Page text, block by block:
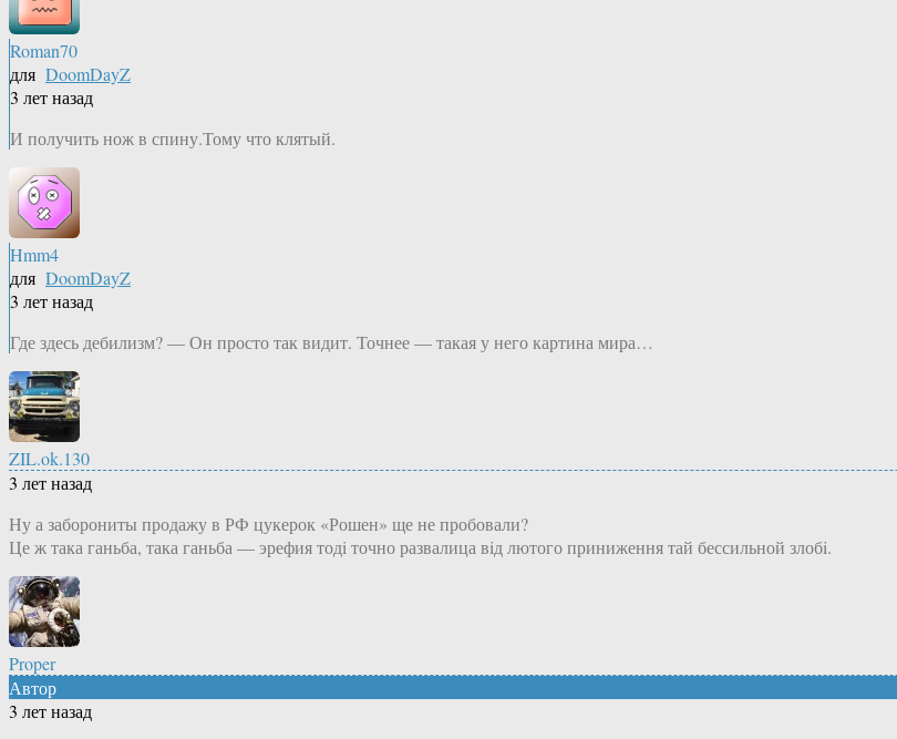
Roman70
для DoomDayZ
3 лет назад
И получить нож в спину.Тому что клятый.
Hmm4
для DoomDayZ
3 лет назад
Где здесь дебилизм? — Он просто так видит. Точнее — такая у него картина мира…
ZIL.ok.130
3 лет назад
Ну а заборониты продажу в РФ цукерок «Рошен» ще не пробовали?
Це ж така ганьба, така ганьба — эрефия тодi точно развалица вiд лютого приниження тай бессильной злобi.
Proper
Автор
3 лет назад